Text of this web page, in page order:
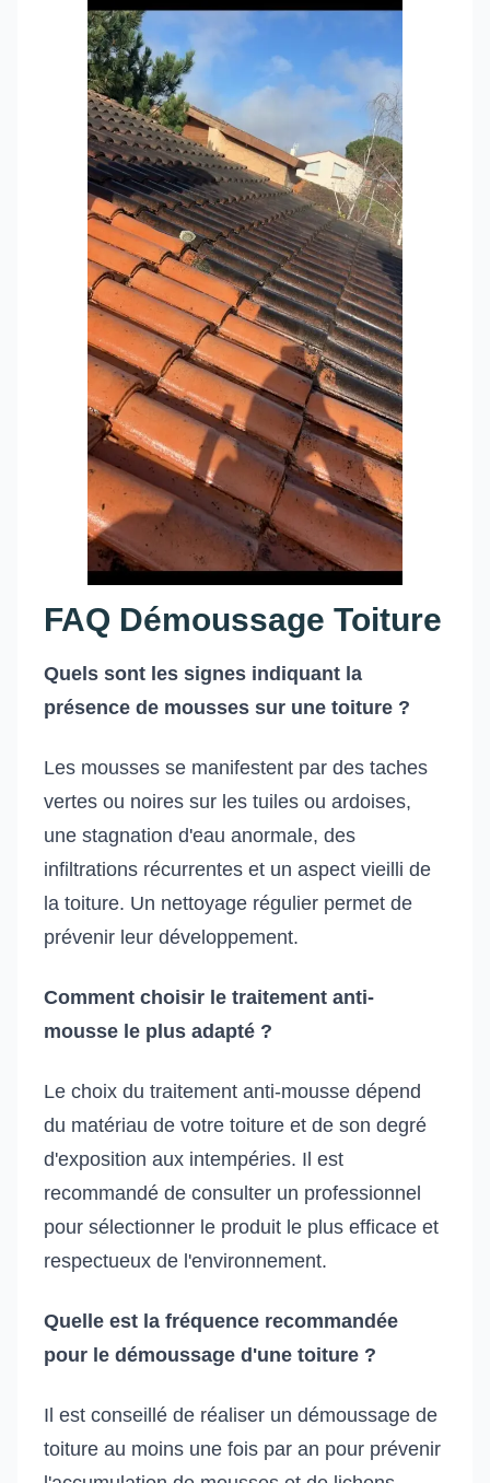
FAQ Démoussage Toiture
Quels sont les signes indiquant la
présence de mousses sur une toiture ?
Les mousses se manifestent par des taches
vertes ou noires sur les tuiles ou ardoises,
une stagnation d'eau anormale, des
infiltrations récurrentes et un aspect vieilli de
la toiture. Un nettoyage régulier permet de
prévenir leur développement.
Comment choisir le traitement anti-
mousse le plus adapté ?
Le choix du traitement anti-mousse dépend
du matériau de votre toiture et de son degré
d'exposition aux intempéries. Il est
recommandé de consulter un professionnel
pour sélectionner le produit le plus efficace et
respectueux de l'environnement.
Quelle est la fréquence recommandée
pour le démoussage d'une toiture ?
Il est conseillé de réaliser un démoussage de
toiture au moins une fois par an pour prévenir